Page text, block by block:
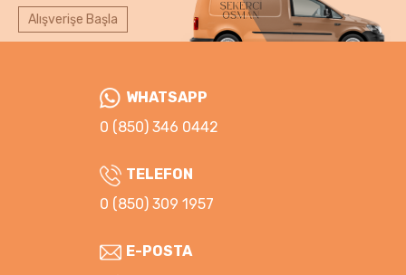
Alışverişe Başla
WHATSAPP
0 (850) 346 0442
TELEFON
0 (850) 309 1957
E-POSTA